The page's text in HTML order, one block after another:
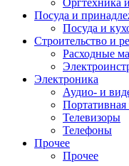
Оргтехника
Посуда и
Посуда и
Строительство и
Расходные
Электроника
Аудио- и
Портативная
Телевизоры
Телефоны
Прочее
Прочее